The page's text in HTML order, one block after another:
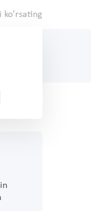
ko'rsating